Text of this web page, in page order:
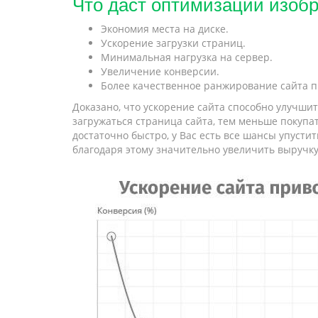
Что даст оптимизации
Экономия места на диске.
Ускорение загрузки страниц.
Минимальная нагрузка на сервер.
Увеличение конверсии.
Более качественное ранжирование сайта
Доказано, что ускорение сайта способно
загружаться страница сайта, тем меньше
достаточно быстро, у Вас есть все шансы
благодаря этому значительно увеличить